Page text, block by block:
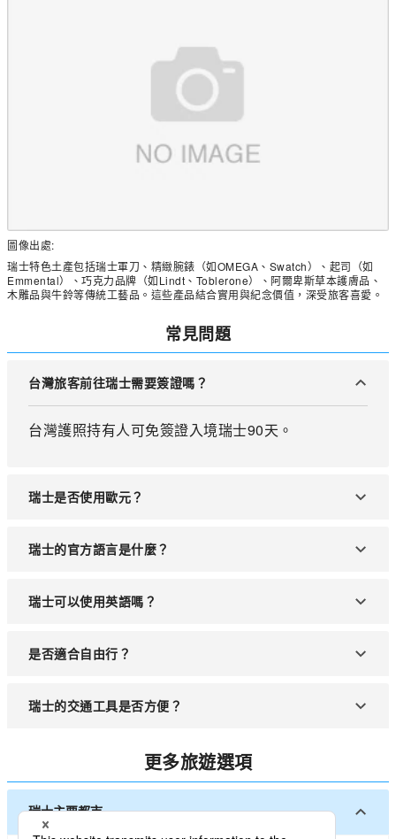
圖像出處:
瑞士特色土產包括瑞士軍刀、精緻腕錶（如OMEGA、Swatch）、起司（如
Emmental）、巧克力品牌（如Lindt、Toblerone）、阿爾卑斯草本護膚品、
木雕品與牛鈴等傳統工藝品。這些產品結合實用與紀念價值，深受旅客喜愛。
常見問題
台灣旅客前往瑞士需要簽證嗎？
台灣護照持有人可免簽證入境瑞士90天。
瑞士是否使用歐元？
不使用歐元，當地通用瑞士法郎（CHF）。
瑞士的官方語言是什麼？
有德語、法語、義大利語和羅曼語四種官方語言。
瑞士可以使用英語嗎？
多數觀光區與飯店可使用英語溝通。
是否適合自由行？
瑞士交通便利、治安良好，非常適合自由行旅客。
瑞士的交通工具是否方便？
瑞士鐵路、巴士與登山纜車四通八達，相當方便。
更多旅遊選項
瑞士主要都市